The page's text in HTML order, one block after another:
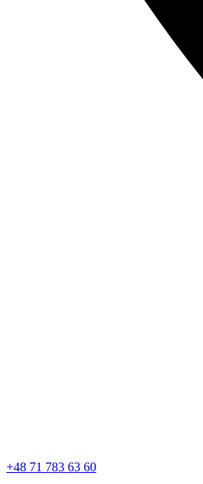
+48 71 783 63 60